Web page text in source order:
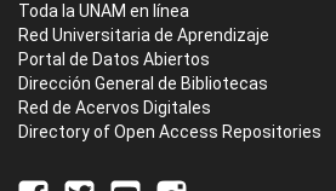
Toda la UNAM en línea
Red Universitaria de Aprendizaje
Portal de Datos Abiertos
Dirección General de Bibliotecas
Red de Acervos Digitales
Directory of Open Access Repositories